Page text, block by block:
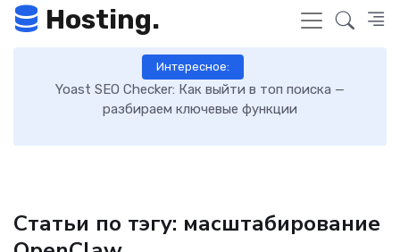
Hosting.
Интересное:
Yoast SEO Checker: Как выйти в топ поиска —
разбираем ключевые функции
Статьи по тэгу: масштабирование